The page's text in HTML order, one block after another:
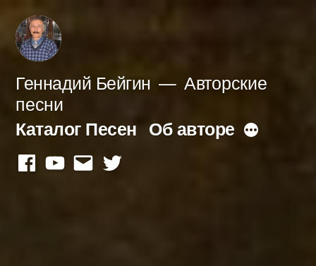
Перейти
содержимому
Геннадий Бейгин
Авторские
песни
Каталог Песен Об авторе Больше
facebook
youtube
mail twitter